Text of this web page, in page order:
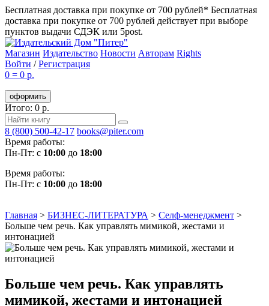
Бесплатная доставка при покупке от 700 рублей* Бесплатная
доставка при покупке от 700 рублей действует при выборе
пунктов выдачи СДЭК или 5post.
Магазин Издательство Новости Авторам Rights
Войти /Регистрация
0 = 0 р.
оформить
Итого: 0 р.
8 (800) 500-42-17 books@piter.com
Время работы:
Пн-Пт: с 10:00 до 18:00
Время работы:
Пн-Пт: с 10:00 до 18:00
Главная > БИЗНЕС-ЛИТЕРАТУРА > Селф-менеджмент >
Больше чем речь. Как управлять мимикой, жестами и
интонацией
Больше чем речь. Как управлять
мимикой, жестами и интонацией